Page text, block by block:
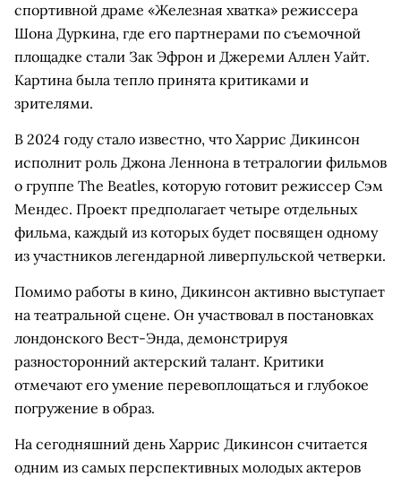
спортивной драме «Железная хватка» режиссера
Шона Дуркина, где его партнерами по съемочной
площадке стали Зак Эфрон и Джереми Аллен Уайт.
Картина была тепло принята критиками и
зрителями.
В 2024 году стало известно, что Харрис Дикинсон
исполнит роль Джона Леннона в тетралогии фильмов
о группе The Beatles, которую готовит режиссер Сэм
Мендес. Проект предполагает четыре отдельных
фильма, каждый из которых будет посвящен одному
из участников легендарной ливерпульской четверки.
Помимо работы в кино, Дикинсон активно выступает
на театральной сцене. Он участвовал в постановках
лондонского Вест-Энда, демонстрируя
разносторонний актерский талант. Критики
отмечают его умение перевоплощаться и глубокое
погружение в образ.
На сегодняшний день Харрис Дикинсон считается
одним из самых перспективных молодых актеров